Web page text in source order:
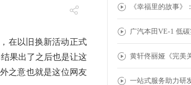
在以旧换新活动正式
果出了之后也是让这
之意也就是这位网友
广汽本田VE-1 低
一站式服务助力研